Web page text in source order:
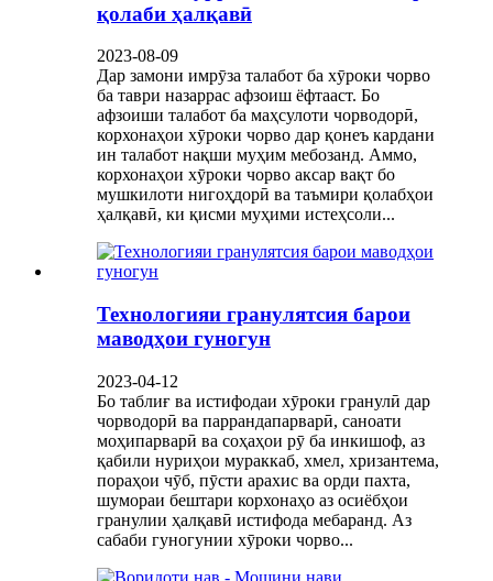
қолаби ҳалқавӣ
2023-08-09
Дар замони имрӯза талабот ба хӯроки чорво
ба таври назаррас афзоиш ёфтааст. Бо
афзоиши талабот ба маҳсулоти чорводорӣ,
корхонаҳои хӯроки чорво дар қонеъ кардани
ин талабот нақши муҳим мебозанд. Аммо,
корхонаҳои хӯроки чорво аксар вақт бо
мушкилоти нигоҳдорӣ ва таъмири қолабҳои
ҳалқавӣ, ки қисми муҳими истеҳсоли...
Технологияи гранулятсия барои
маводҳои гуногун
2023-04-12
Бо таблиғ ва истифодаи хӯроки гранулӣ дар
чорводорӣ ва паррандапарварӣ, саноати
моҳипарварӣ ва соҳаҳои рӯ ба инкишоф, аз
қабили нуриҳои мураккаб, хмел, хризантема,
пораҳои чӯб, пӯсти арахис ва орди пахта,
шумораи бештари корхонаҳо аз осиёбҳои
гранулии ҳалқавӣ истифода мебаранд. Аз
сабаби гуногунии хӯроки чорво...